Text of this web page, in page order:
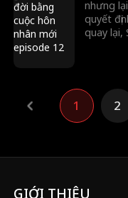
nhưng
quyết
quay lại,
1 2
GIỚI THIỆU